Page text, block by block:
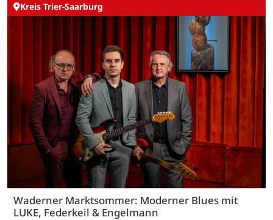
Kreis Trier-Saarburg
Waderner Marktsommer: Moderner Blues mit
LUKE, Federkeil & Engelmann